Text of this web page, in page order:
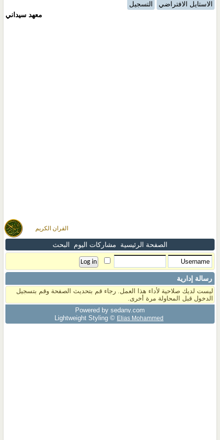
القران الكريم
الاستايل الافتراضي
التسجيل
معهد سيداني
الصفحة الرئيسية مشاركات اليوم البحث
رسالة إدارية
ليست لديك صلاحية لأداء هذا العمل. رجاء قم بتحديث الصفحة وقم بتسجيل
الدخول قبل المحاولة مرة أخرى.
Powered by sedany.com
Lightweight Styling © Elias Mohammed